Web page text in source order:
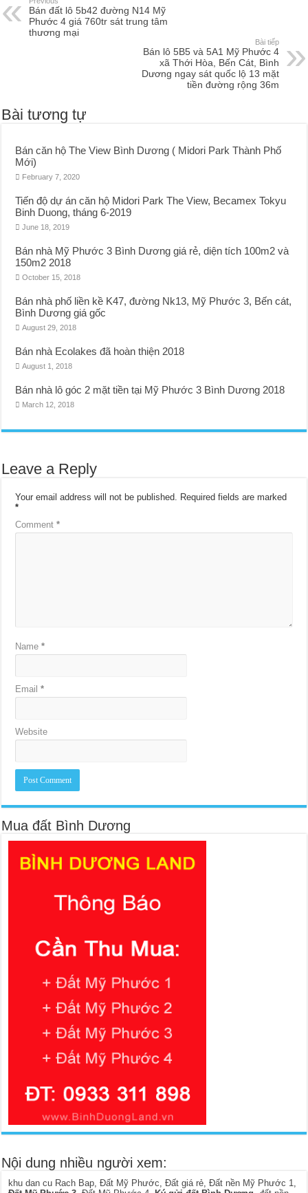
Bán đất lô 5b42 đường N14 Mỹ
Phước 4 giá 760tr sát trung tâm
thương mại
Bài tiếp
Bán lô 5B5 và 5A1 Mỹ Phước 4
xã Thới Hòa, Bến Cát, Bình
Dương ngay sát quốc lộ 13 mặt
tiền đường rộng 36m
Bài tương tự
Bán căn hộ The View Bình Dương ( Midori Park Thành Phố
Mới)
February 7, 2020
Tiến độ dự án căn hộ Midori Park The View, Becamex Tokyu
Binh Duong, tháng 6-2019
June 18, 2019
Bán nhà Mỹ Phước 3 Bình Dương giá rẻ, diện tích 100m2 và
150m2 2018
October 15, 2018
Bán nhà phố liền kề K47, đường Nk13, Mỹ Phước 3, Bến cát,
Bình Dương giá gốc
August 29, 2018
Bán nhà Ecolakes đã hoàn thiện 2018
August 1, 2018
Bán nhà lô góc 2 mặt tiền tại Mỹ Phước 3 Bình Dương 2018
March 12, 2018
Leave a Reply
Your email address will not be published. Required fields are marked
*
Comment*
Name*
Email*
Website
Mua đất Bình Dương
Nội dung nhiều người xem:
khu dan cu Rach Bap,Đất Mỹ Phước,Đất giá rẻ,Đất nền Mỹ Phước 1,